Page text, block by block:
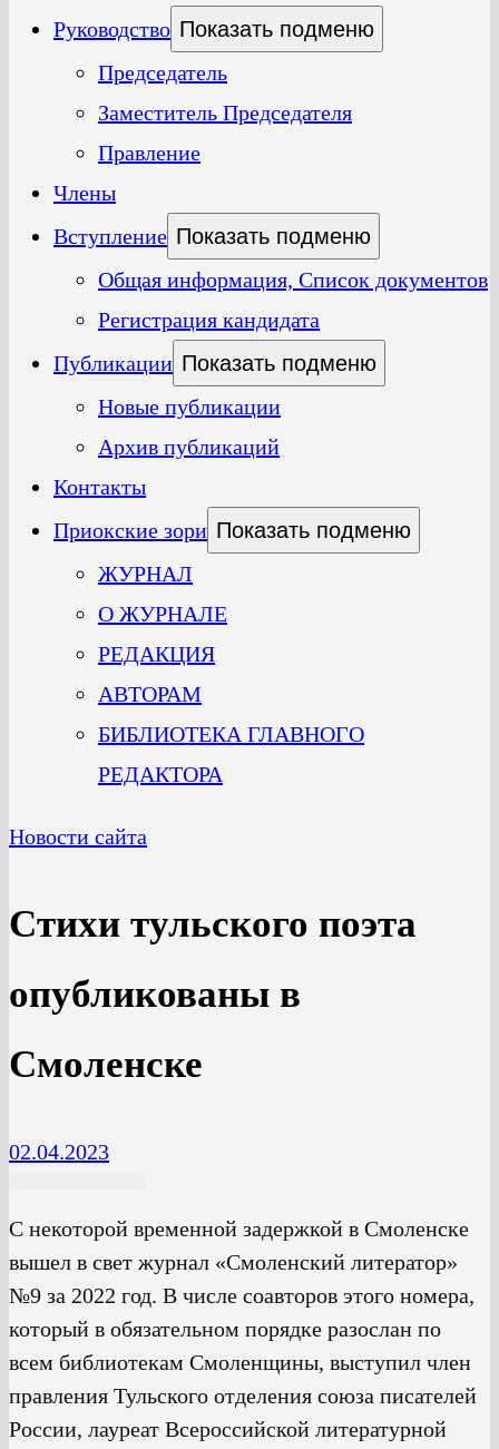
Руководство Показать подменю
Председатель
Заместитель Председателя
Правление
Члены
Вступление Показать подменю
Общая информация, Список документов
Регистрация кандидата
Публикации Показать подменю
Новые публикации
Архив публикаций
Контакты
Приокские зори Показать подменю
ЖУРНАЛ
О ЖУРНАЛЕ
РЕДАКЦИЯ
АВТОРАМ
БИБЛИОТЕКА ГЛАВНОГО
РЕДАКТОРА
Новости сайта
Стихи тульского поэта
опубликованы в
Смоленске
02.04.2023
С некоторой временной задержкой в Смоленске
вышел в свет журнал «Смоленский литератор»
№9 за 2022 год. В числе соавторов этого номера,
который в обязательном порядке разослан по
всем библиотекам Смоленщины, выступил член
правления Тульского отделения союза писателей
России, лауреат Всероссийской литературной